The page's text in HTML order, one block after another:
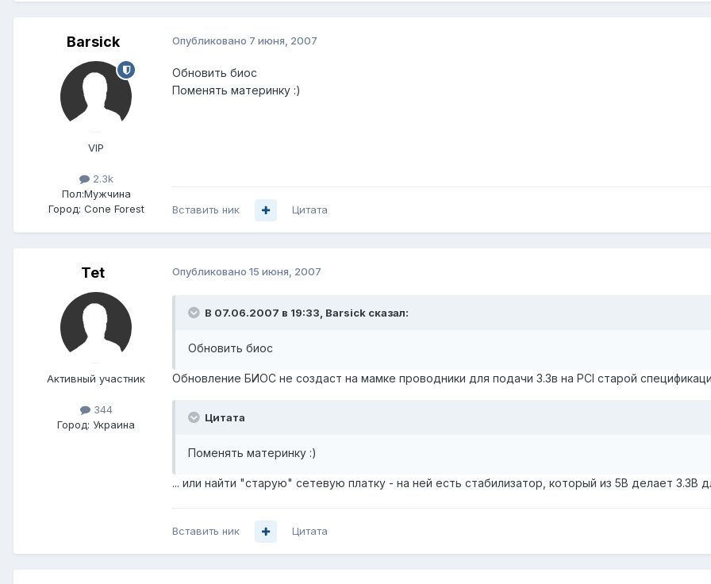
Barsick
VIP
2.3k
Пол:Мужчина
Город: Cone Forest
Опубликовано 7 июня, 2007
Обновить биос
Поменять материнку :)
Вставить ник Цитата
Tet
Активный участник
344
Город: Украина
Опубликовано 15 июня, 2007
В 07.06.2007 в 19:33, Barsick сказал:
Обновить биос
Обновление БИОС не создаст на мамке проводники для подачи 3.3в на PCI старой
Цитата
Поменять материнку :)
... или найти "старую" сетевую платку - на ней есть стабилизатор, который из 5В делает 3.3В
Вставить ник Цитата